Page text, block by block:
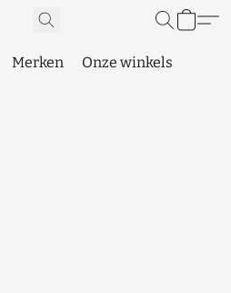
Merken Onze winkels